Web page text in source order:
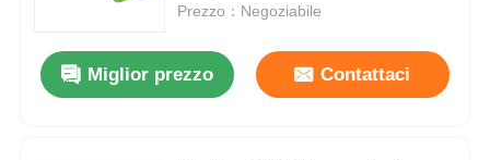
Prezzo：Negoziabile
Miglior prezzo Contattaci